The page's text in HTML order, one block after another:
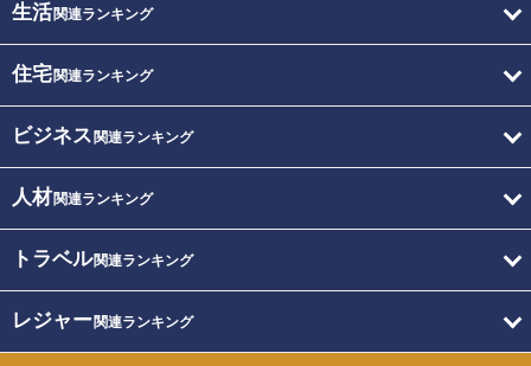
生活関連ランキング
住宅関連ランキング
ビジネス 関連ランキング
人材関連ランキング
トラベル関連ランキング
レジャー関連ランキング